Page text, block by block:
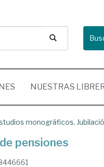
NUESTRAS
monográficos.
pensiones